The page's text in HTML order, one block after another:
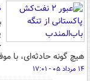
هیچ گونه حادثه‌ای، با
۱۴ مرداد ۰۵ - ۱۷:۰۱